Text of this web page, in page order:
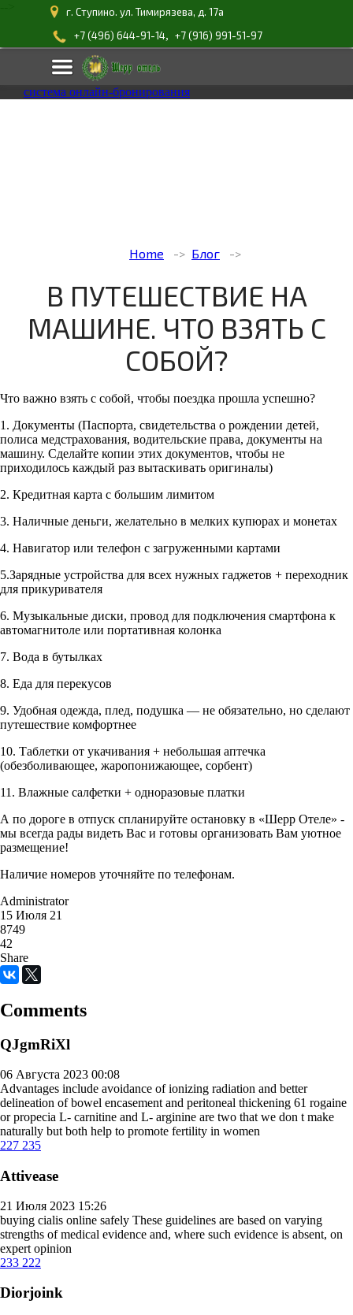
г. Ступино. ул. Тимирязева, д. 17а
+7 (496) 644-91-14, +7 (916) 991-51-97
система онлайн-бронирования
Home Блог
В ПУТЕШЕСТВИЕ НА
МАШИНЕ. ЧТО ВЗЯТЬ С
СОБОЙ?
Что важно взять с собой, чтобы поездка прошла успешно?
1. Документы (Паспорта, свидетельства о рождении детей,
полиса медстрахования, водительские права, документы на
машину. Сделайте копии этих документов, чтобы не
приходилось каждый раз вытаскивать оригиналы)
2. Кредитная карта с большим лимитом
3. Наличные деньги, желательно в мелких купюрах и монетах
4. Навигатор или телефон с загруженными картами
5.Зарядные устройства для всех нужных гаджетов + переходник
для прикуривателя
6. Музыкальные диски, провод для подключения смартфона к
автомагнитоле или портативная колонка
7. Вода в бутылках
8. Еда для перекусов
9. Удобная одежда, плед, подушка — не обязательно, но сделают
путешествие комфортнее
10. Таблетки от укачивания + небольшая аптечка
(обезболивающее, жаропонижающее, сорбент)
11. Влажные салфетки + одноразовые платки
А по дороге в отпуск спланируйте остановку в «Шерр Отеле» -
мы всегда рады видеть Вас и готовы организовать Вам уютное
размещение!
Наличие номеров уточняйте по телефонам.
Administrator
15 Июля 21
8749
42
Share
Comments
QJgmRiXl
06 Августа 2023 00:08
Advantages include avoidance of ionizing radiation and better
delineation of bowel encasement and peritoneal thickening 61 rogaine
or propecia L- carnitine and L- arginine are two that we don t make
naturally but both help to promote fertility in women
227 235
Attivease
21 Июля 2023 15:26
buying cialis online safely These guidelines are based on varying
strengths of medical evidence and, where such evidence is absent, on
expert opinion
233 222
Diorjoink